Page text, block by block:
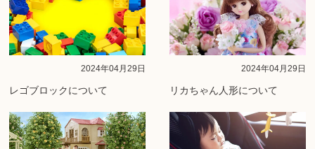
2024年04月29日
レゴブロックについて
2024年04月29日
リカちゃん人形について